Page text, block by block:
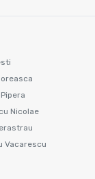
Nicolae
Vacarescu